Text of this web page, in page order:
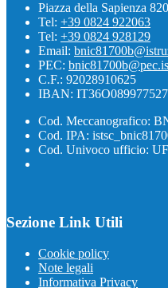
Piazza della Sapienza
Tel: +39 0824 922063
Tel: +39 0824 928129
Email:
PEC:
C.F.: 92028910625
IBAN:
Cod. Meccanografico:
Cod. IPA:
Cod. Univoco ufficio:
Sezione Link Utili
Cookie policy
Note legali
Informativa Privacy